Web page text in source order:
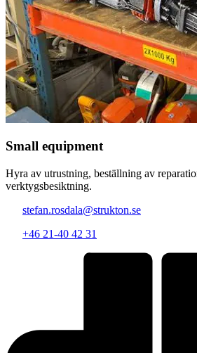
Small equipment
Hyra av utrustning, beställning av
verktygsbesiktning.
stefan.rosdala@strukton.se
+46 21-40 42 31